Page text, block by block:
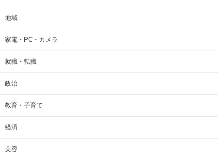
地域
家電・PC・カメラ
就職・転職
政治
教育・子育て
経済
美容